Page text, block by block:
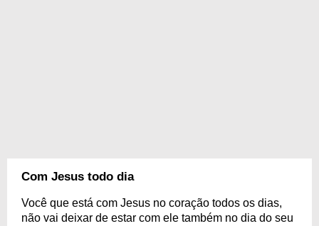
Com Jesus todo dia
Você que está com Jesus no coração todos os dias,
não vai deixar de estar com ele também no dia do seu